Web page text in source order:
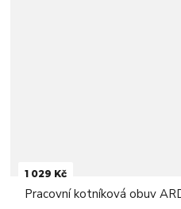
1 029 Kč
Pracovní kotníková obuv